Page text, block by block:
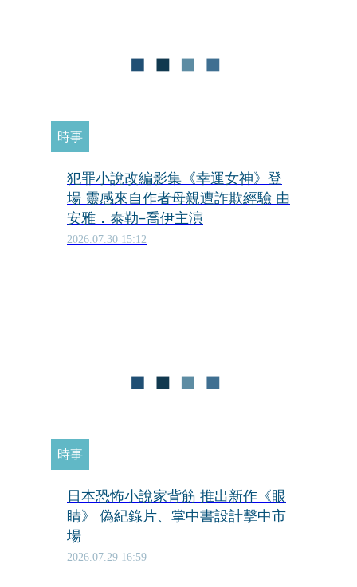
時事
犯罪小說改編影集《幸運女神》登
場 靈感來自作者母親遭詐欺經驗 由
安雅．泰勒–喬伊主演
2026.07.30 15:12
時事
日本恐怖小說家背筋 推出新作《眼
睛》 偽紀錄片、掌中書設計擊中市
場
2026.07.29 16:59